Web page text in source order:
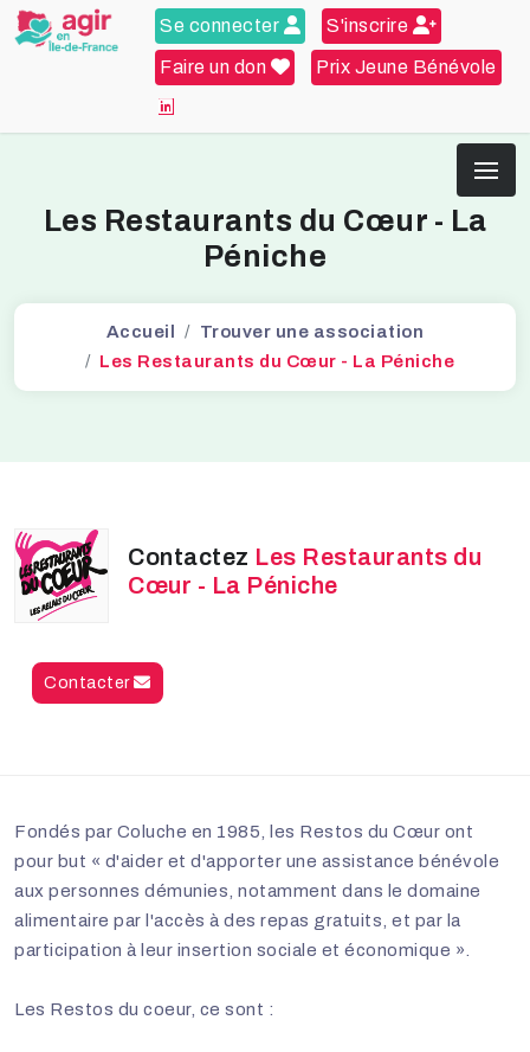
Se connecter S'inscrire
Faire un don Prix Jeune Bénévole
Les Restaurants du Cœur - La
Péniche
Accueil
Trouver une association
Les Restaurants du Cœur - La Péniche
Contactez Les Restaurants du
Cœur - La Péniche
Contacter
Fondés par Coluche en 1985, les Restos du Cœur ont
pour but « d'aider et d'apporter une assistance bénévole
aux personnes démunies, notamment dans le domaine
alimentaire par l'accès à des repas gratuits, et par la
participation à leur insertion sociale et économique ».
Les Restos du coeur, ce sont :